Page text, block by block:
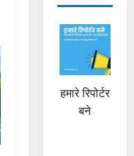
हमारे रिपोर्टर
बने